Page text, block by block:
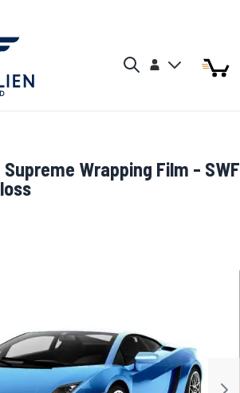
Konto Mein
Wrapping Film - SWF